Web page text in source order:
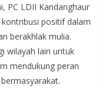
PC LDII Kandanghaur
positif dalam
berakhlak mulia.
wilayah lain untuk
mendukung peran